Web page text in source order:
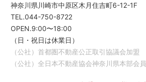
神奈川県川崎市中原区木月住吉町6-12-1F
TEL.044-750-8722
OPEN.9:00〜18:00
（日・祝日は休業日）
（公社）首都圏不動産公正取引協議会加盟
（公社）全日本不動産協会神奈川県本部会員